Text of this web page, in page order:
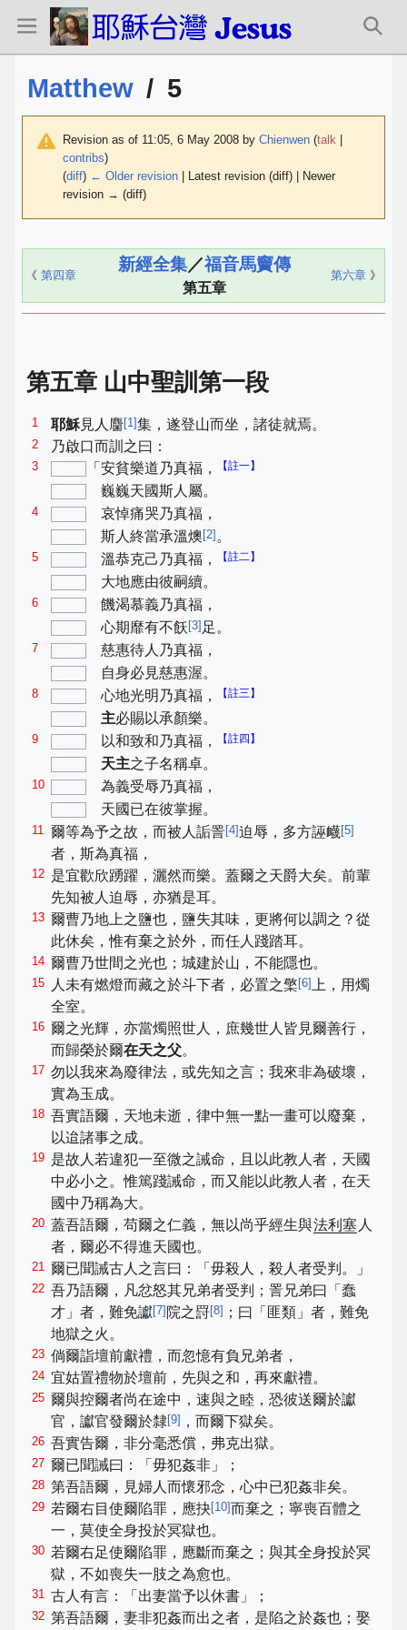
Matthew / 5
Revision as of 11:05, 6 May 2008 by Chienwen (talk
contribs)
(diff) ← Older revision | Latest revision (diff) | Newer
revision → (diff)
《 第四章
新經全集／福音馬竇傳
第五章
第六章 》
第五章 山中聖訓第一段
1 耶穌見人麕[1]集，遂登山而坐，諸徒就焉。
2 乃啟口而訓之曰：
3 「安貧樂道乃真福， 【註一】
巍巍天國斯人屬。
4
哀悼痛哭乃真福，
斯人終當承溫燠 [2] 。
5 溫恭克己乃真福， 【註二】
大地應由彼嗣續。
6
饑渴慕義乃真福，
心期靡有不飫 [3] 足。
7
慈惠待人乃真福，
自身必見慈惠渥。
8 心地光明乃真福， 【註三】
主必賜以承顏樂。
9 以和致和乃真福， 【註四】
天主之子名稱卓。
10
為義受辱乃真福，
天國已在彼掌握。
11 爾等為予之故，而被人詬詈[4]迫辱，多方誣衊[5]
者，斯為真福，
12 是宜歡欣踴躍，灑然而樂。蓋爾之天爵大矣。前輩
先知被人迫辱，亦猶是耳。
13 爾曹乃地上之鹽也，鹽失其味，更將何以調之？從
此休矣，惟有棄之於外，而任人踐踏耳。
14 爾曹乃世間之光也；城建於山，不能隱也。
15 人未有燃燈而藏之於斗下者，必置之檠 [6]上，用燭
全室。
16 爾之光輝，亦當燭照世人，庶幾世人皆見爾善行，
而歸榮於爾在天之父。
17 勿以我來為廢律法，或先知之言；我來非為破壞，
實為玉成。
18 吾實語爾，天地未逝，律中無一點一畫可以廢棄，
以迨諸事之成。
19 是故人若違犯一至微之誡命，且以此教人者，天國
中必小之。惟篤踐誡命，而又能以此教人者，在天
國中乃稱為大。
20 蓋吾語爾，苟爾之仁義，無以尚乎經生與法利塞 人
者，爾必不得進天國也。
21 爾已聞誡古人之言曰：「毋殺人，殺人者受判。」
22 吾乃語爾，凡忿怒其兄弟者受判；詈兄弟曰「蠢
才」者，難免讞 [7] 院之罸[8] ；曰「匪類」者，難免
地獄之火。
23 倘爾詣壇前獻禮，而忽憶有負兄弟者，
24 宜姑置禮物於壇前，先與之和，再來獻禮。
25 爾與控爾者尚在途中，速與之睦，恐彼送爾於讞
官，讞官發爾於隸[9] ，而爾下獄矣。
26 吾實告爾，非分毫悉償，弗克出獄。
27 爾已聞誡曰：「毋犯姦非」；
28 第吾語爾，見婦人而懷邪念，心中已犯姦非矣。
29 若爾右目使爾陷罪，應抉[10]而棄之；寧喪百體之
一，莫使全身投於冥獄也。
30 若爾右足使爾陷罪，應斷而棄之；與其全身投於冥
獄，不如喪失一肢之為愈也。
31 古人有言：「出妻當予以休書」；
32 第吾語爾，妻非犯姦而出之者，是陷之於姦也；娶